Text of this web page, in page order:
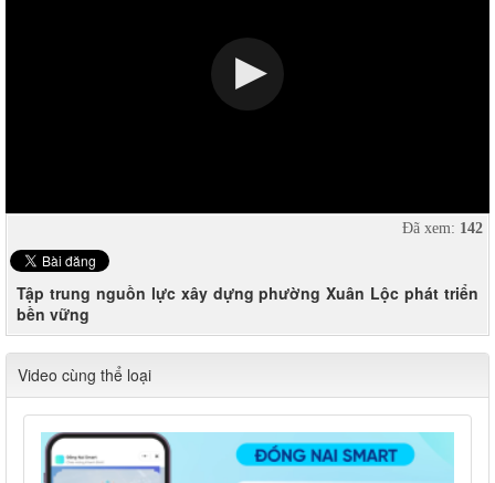
Đã xem: 142
Tập trung nguồn lực xây dựng phường Xuân Lộc phát triển
bền vững
Video cùng thể loại